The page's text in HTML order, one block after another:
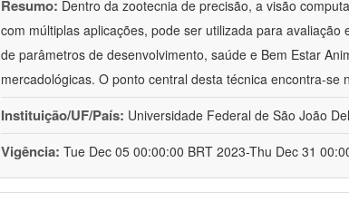
Resumo: Dentro da zootecnia de precisão, a visão
com múltiplas aplicações, pode ser utilizada para
de parâmetros de desenvolvimento, saúde e Bem Estar
mercadológicas. O ponto central desta técnica encontra-se
Instituição/UF/País: Universidade Federal de São João
Vigência: Tue Dec 05 00:00:00 BRT 2023-Thu Dec 31